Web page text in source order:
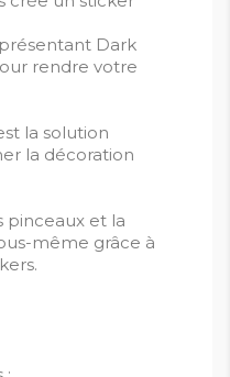
Dark
rendre votre
la solution
la décoration
pinceaux et la
même grâce à